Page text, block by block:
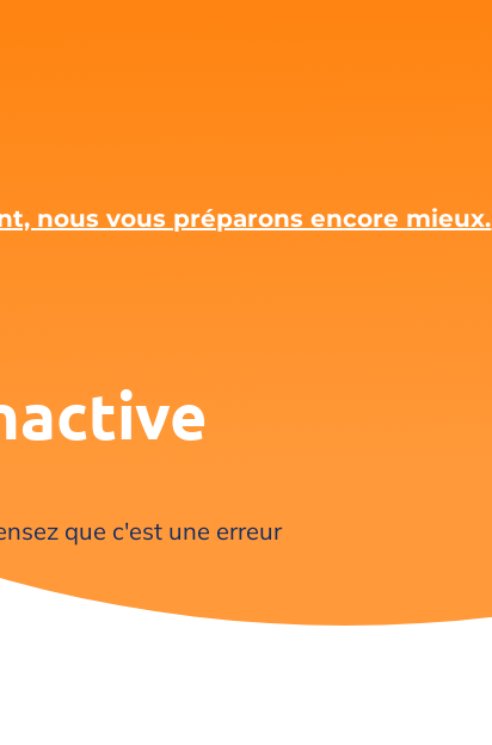
nous vous préparons encore mieux.
que c'est une erreur